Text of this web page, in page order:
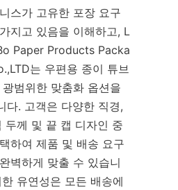
스가 고유한 포장 요구
지고 있음을 이해하고, L
Paper Products Packa
는 우편용 종이 튜브
범위한 맞춤화 옵션을
다. 고객은 다양한 직경,
두께 및 끝 캡 디자인 중
하여 제품 및 배송 요구
벽하게 맞출 수 있습니
유연성은 모든 배송에